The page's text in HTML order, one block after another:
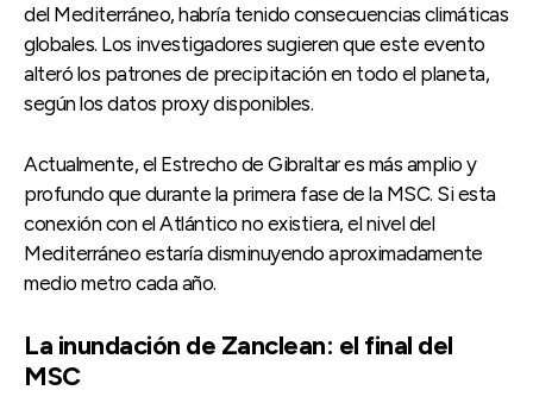
del Mediterráneo, habría tenido consecuencias climáticas
globales. Los investigadores sugieren que este evento
alteró los patrones de precipitación en todo el planeta,
según los datos proxy disponibles.
Actualmente, el Estrecho de Gibraltar es más amplio y
profundo que durante la primera fase de la MSC. Si esta
conexión con el Atlántico no existiera, el nivel del
Mediterráneo estaría disminuyendo aproximadamente
medio metro cada año.
La inundación de Zanclean: el final del
MSC